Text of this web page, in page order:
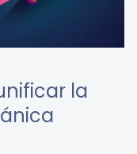
la